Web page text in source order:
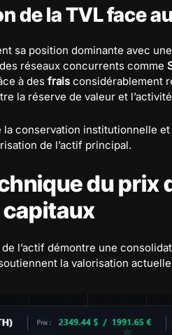
de la TVL face
sa position dominante avec une
réseaux concurrents comme
à des frais considérablement
la réserve de valeur et
conservation institutionnelle
de l’actif principal.
du prix
capitaux
l’actif démontre une
la valorisation